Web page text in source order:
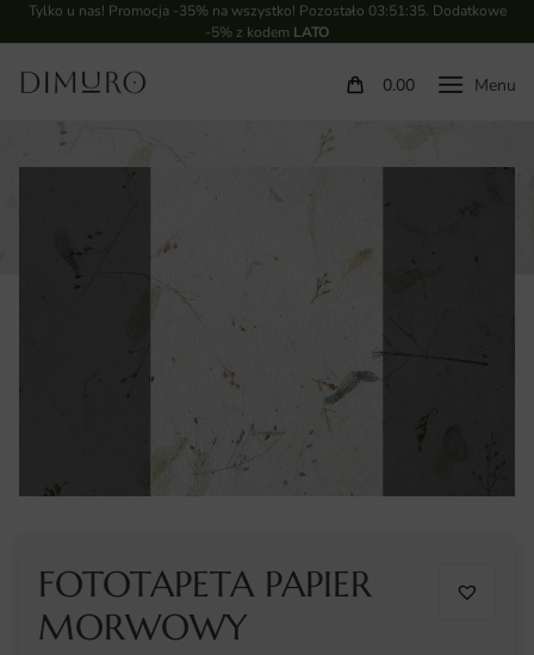
Tylko u nas! Promocja -35% na wszystko! Pozostało 03:51:35. Dodatkowe
-5% z kodem LATO
0.00
FOTOTAPETA PAPIER
MORWOWY